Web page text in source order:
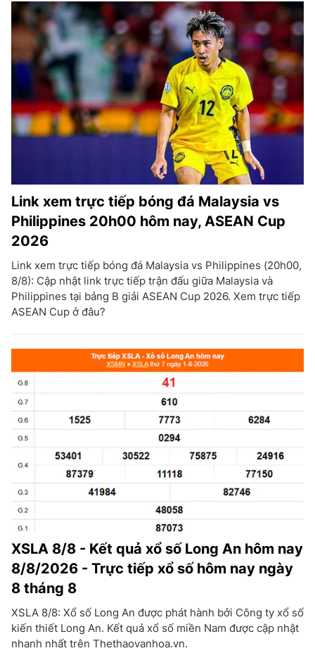
Link xem trực tiếp bóng đá Malaysia vs
Philippines 20h00 hôm nay, ASEAN Cup
2026
Link xem trực tiếp bóng đá Malaysia vs Philippines (20h00,
8/8): Cập nhật link trực tiếp trận đấu giữa Malaysia và
Philippines tại bảng B giải ASEAN Cup 2026. Xem trực tiếp
ASEAN Cup ở đâu?
XSLA 8/8 - Kết quả xổ số Long An hôm nay
8/8/2026 - Trực tiếp xổ số hôm nay ngày
8 tháng 8
XSLA 8/8: Xổ số Long An được phát hành bởi Công ty xổ số
kiến thiết Long An. Kết quả xổ số miền Nam được cập nhật
nhanh nhất trên Thethaovanhoa.vn.